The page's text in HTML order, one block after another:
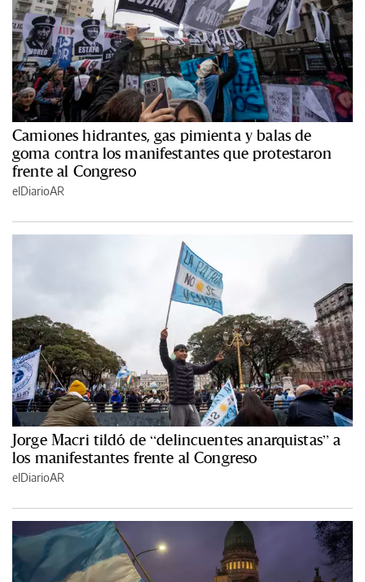
Camiones hidrantes, gas pimienta y balas de
goma contra los manifestantes que protestaron
frente al Congreso
elDiarioAR
Jorge Macri tildó de “delincuentes anarquistas” a
los manifestantes frente al Congreso
elDiarioAR